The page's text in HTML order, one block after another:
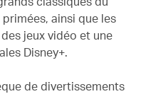
ainsi que les
jeux vidéo et une
Disney+.
de divertissements